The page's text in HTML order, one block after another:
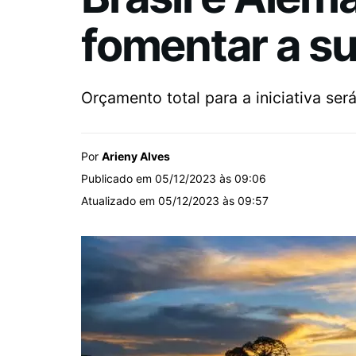
fomentar a
Orçamento total para a iniciativa
Por Arieny Alves
Publicado em 05/12/2023 às 09:06
Atualizado em 05/12/2023 às 09:57